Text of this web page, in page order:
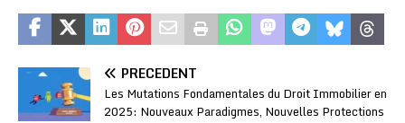
PRÉCÉDENT
Les Mutations Fondamentales du Droit Immobilier en
2025: Nouveaux Paradigmes, Nouvelles Protections